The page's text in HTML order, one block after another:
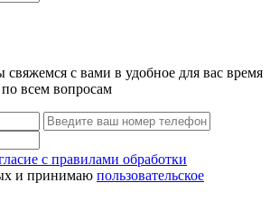
с вами в удобное для вас время
всем вопросам
с правилами обработки
и принимаю пользовательское